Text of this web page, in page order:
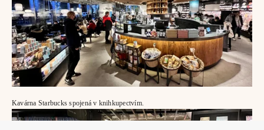
Kavárna Starbucks spojená v knihkupectvím.